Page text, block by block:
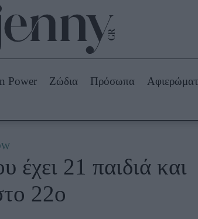
Beauty -
Ομορφιά
Skincare
Μακιγιάζ
Ζώδια
Power Ζώδια Πρόσωπα
21 παιδιά και
22ο